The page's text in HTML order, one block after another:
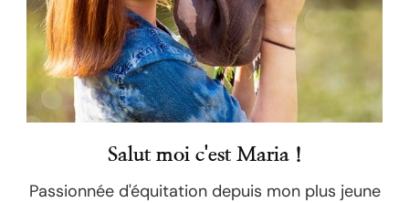
Salut moi c'est Maria !
Passionnée d'équitation depuis mon plus jeune